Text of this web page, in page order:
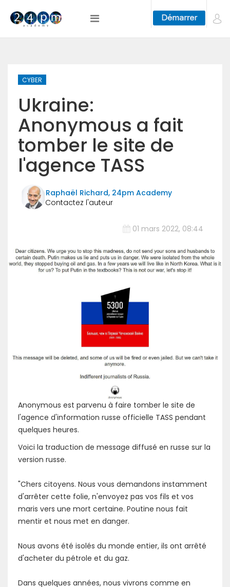
CYBER
Ukraine:
Anonymous a fait
tomber le site de
l'agence TASS
Raphaël Richard, 24pm Academy
01 mars 2022, 08:44
Anonymous est parvenu à faire tomber le site de
l'agence d'information russe officielle TASS pendant
quelques heures.
Voici la traduction de message diffusé en russe sur la
version russe.
"Chers citoyens. Nous vous demandons instamment
d'arrêter cette folie, n'envoyez pas vos fils et vos
maris vers une mort certaine. Poutine nous fait
mentir et nous met en danger.
Nous avons été isolés du monde entier, ils ont arrêté
d'acheter du pétrole et du gaz.
Dans quelques années, nous vivrons comme en